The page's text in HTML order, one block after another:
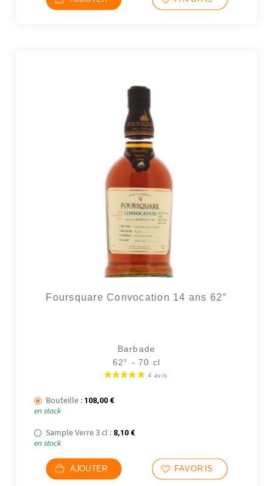
Foursquare Convocation 14 ans 62°
Barbade
62° - 70 cl
Bouteille : 108,00 €
en stock
Sample Verre 3 cl : 8,10 €
en stock
AJOUTER FAVORIS